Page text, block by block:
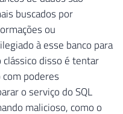
buscados por
ou
à esse banco para
disso é tentar
poderes
o serviço do SQL
malicioso, como o